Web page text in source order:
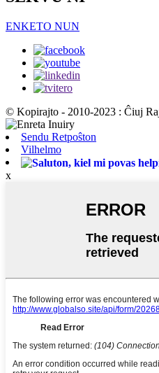
ENKETO NUN
© Kopirajto - 2010-2023 : Ĉiuj
Sendu Retpoŝton
Vilhelmo
x